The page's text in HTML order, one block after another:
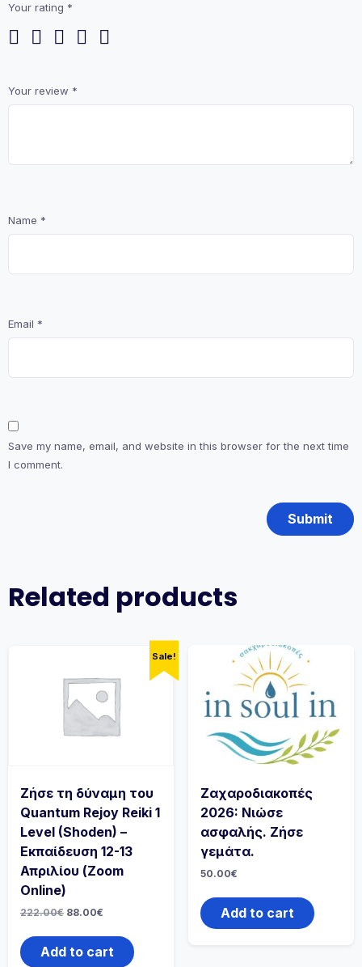
Your rating *
Your review *
Name *
Email *
Save my name, email, and website in this browser for the next time
I comment.
Related products
Sale!
Ζήσε τη δύναμη του
Quantum Rejoy Reiki 1
Level (Shoden) –
Εκπαίδευση 12-13
Απριλίου (Zoom
Online)
222.00€ Original
was:
222.00€.
88.00€
is:
88.00€.
Add to cart
Ζαχαροδιακοπές
2026: Νιώσε
ασφαλής. Ζήσε
γεμάτα.
50.00€
Add to cart